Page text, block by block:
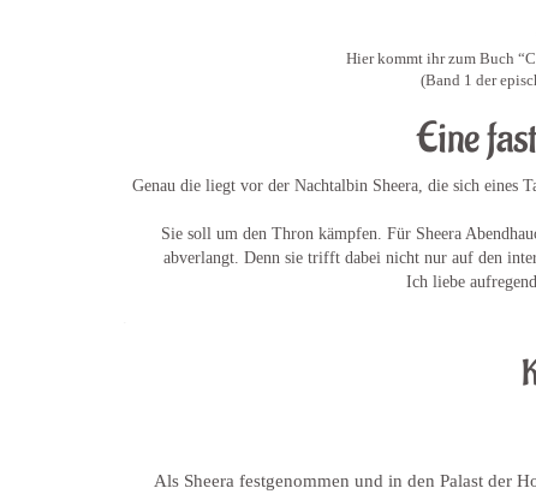
Hier kommt ihr zum Buch
(Band 1 der
Eine
Genau die liegt vor der Nachtalbin Sheera, die sich eines
Sie soll um den Thron kämpfen. Für Sheera
abverlangt. Denn sie trifft dabei nicht nur auf den
Ich liebe
Als Sheera festgenommen und in den Palast der